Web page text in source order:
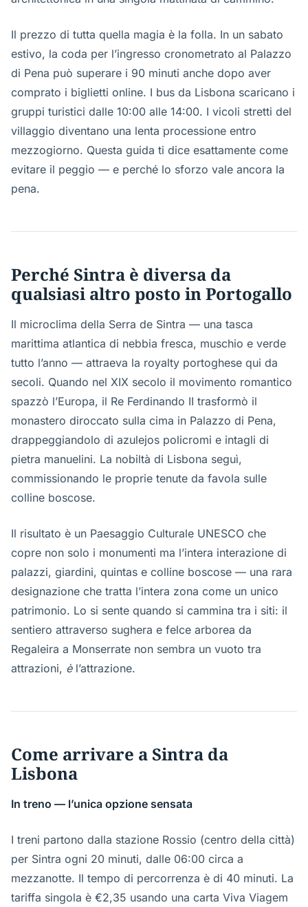
Il prezzo di tutta quella magia è la folla. In un sabato
estivo, la coda per l’ingresso cronometrato al Palazzo
di Pena può superare i 90 minuti anche dopo aver
comprato i biglietti online. I bus da Lisbona scaricano i
gruppi turistici dalle 10:00 alle 14:00. I vicoli stretti del
villaggio diventano una lenta processione entro
mezzogiorno. Questa guida ti dice esattamente come
evitare il peggio — e perché lo sforzo vale ancora la
pena.
Perché Sintra è diversa da
qualsiasi altro posto in Portogallo
Il microclima della Serra de Sintra — una tasca
marittima atlantica di nebbia fresca, muschio e verde
tutto l’anno — attraeva la royalty portoghese qui da
secoli. Quando nel XIX secolo il movimento romantico
spazzò l’Europa, il Re Ferdinando II trasformò il
monastero diroccato sulla cima in Palazzo di Pena,
drappeggiandolo di azulejos policromi e intagli di
pietra manuelini. La nobiltà di Lisbona seguì,
commissionando le proprie tenute da favola sulle
colline boscose.
Il risultato è un Paesaggio Culturale UNESCO che
copre non solo i monumenti ma l’intera interazione di
palazzi, giardini, quintas e colline boscose — una rara
designazione che tratta l’intera zona come un unico
patrimonio. Lo si sente quando si cammina tra i siti: il
sentiero attraverso sughera e felce arborea da
Regaleira a Monserrate non sembra un vuoto tra
attrazioni, èl’attrazione.
Come arrivare a Sintra da
Lisbona
In treno — l’unica opzione sensata
I treni partono dalla stazione Rossio (centro della città)
per Sintra ogni 20 minuti, dalle 06:00 circa a
mezzanotte. Il tempo di percorrenza è di 40 minuti. La
tariffa singola è €2,35 usando una carta Viva Viagem